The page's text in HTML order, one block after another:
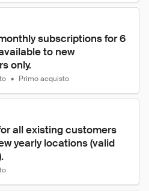
subscriptions for 6
to new
only.
• Primo acquisto
all existing customers
yearly locations (valid